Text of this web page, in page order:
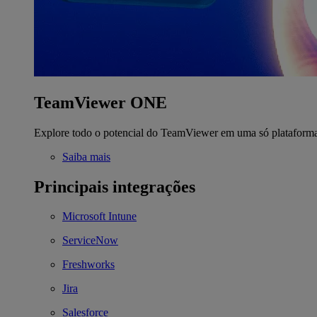
TeamViewer ONE
Explore todo o potencial do TeamViewer em uma só
Saiba mais
Principais integrações
Microsoft Intune
ServiceNow
Freshworks
Jira
Salesforce